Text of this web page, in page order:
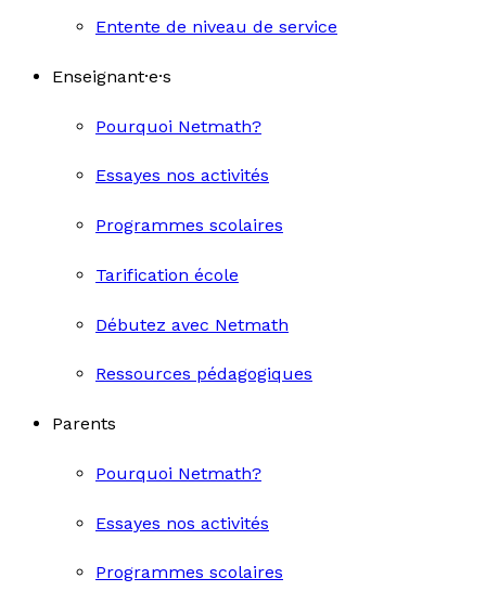
Entente de niveau de service
Enseignant·e·s
Pourquoi Netmath?
Essayes nos activités
Programmes scolaires
Tarification école
Débutez avec Netmath
Ressources pédagogiques
Parents
Pourquoi Netmath?
Essayes nos activités
Programmes scolaires